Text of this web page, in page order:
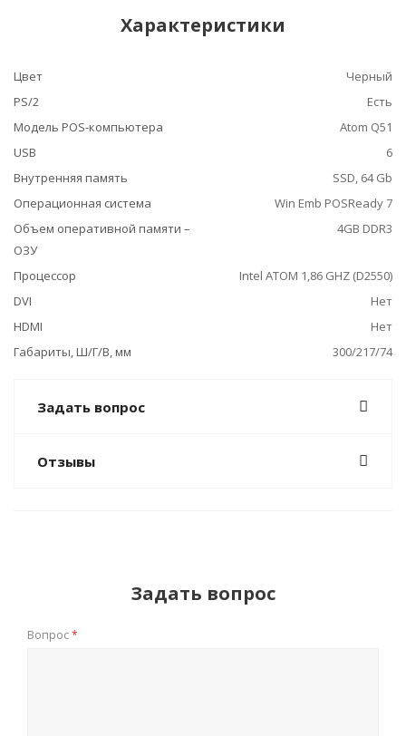
Характеристики
Цвет
Черный
PS/2
Есть
Модель POS-компьютера
Atom Q51
USB
6
Внутренняя память
SSD, 64 Gb
Операционная система
Win Emb POSReady 7
Объем оперативной памяти –
ОЗУ
4GB DDR3
Процессор
Intel ATOM 1,86 GHZ (D2550)
DVI
Нет
HDMI
Нет
Габариты, Ш/Г/В, мм
300/217/74
Задать вопрос
Отзывы
Задать вопрос
Вопрос*